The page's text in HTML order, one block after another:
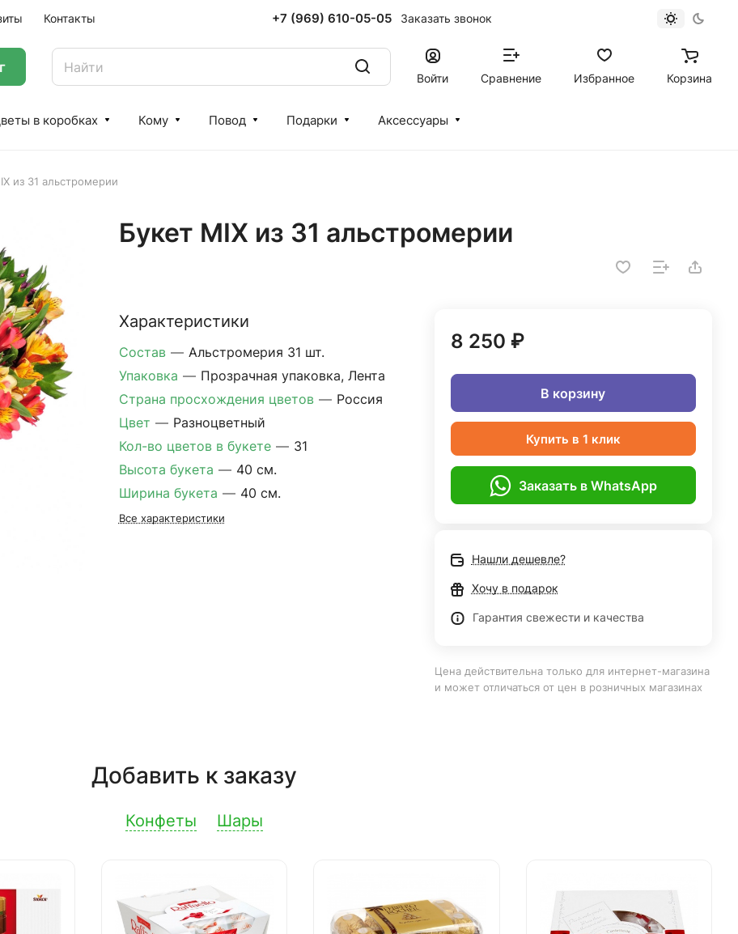
Контакты +7 (969) 610-05-05 Заказать звонок
Войти Сравнение Избранное Корзина
в коробках Кому Повод Подарки Аксессуары
из 31 альстромерии
Букет MIX из 31 альстромерии
Характеристики
Состав — Альстромерия 31 шт.
Упаковка — Прозрачная упаковка, Лента
Страна просхождения цветов — Россия
Цвет — Разноцветный
Кол-во цветов в букете — 31
Высота букета — 40 см.
Ширина букета — 40 см.
Все характеристики
8 250 ₽
В корзину
Купить в 1 клик
Заказать в WhatsApp
Нашли дешевле?
Хочу в подарок
Гарантия свежести и качества
Цена действительна только для интернет-магазина
и может отличаться от цен в розничных магазинах
Добавить к заказу
Конфеты Шары